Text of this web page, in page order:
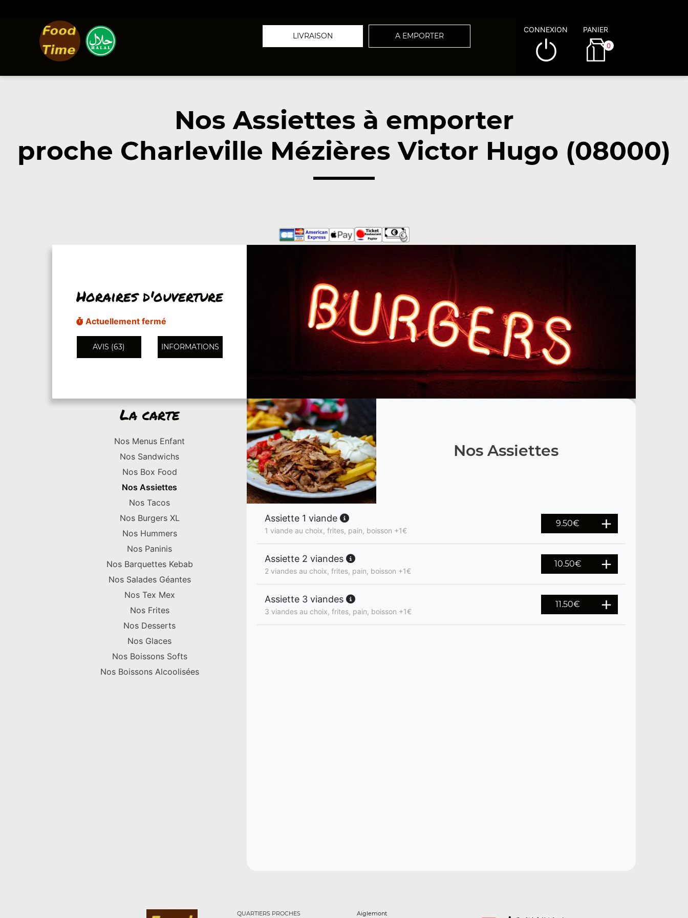
LIVRAISON A EMPORTER
CONNEXION PANIER
0
Nos Assiettes à emporter
proche Charleville Mézières Victor Hugo (08000)
Horaires d'ouverture
Actuellement fermé
AVIS (63) INFORMATIONS
La carte
Nos Menus Enfant
Nos Sandwichs
Nos Box Food
Nos Assiettes
Nos Tacos
Nos Burgers XL
Nos Hummers
Nos Paninis
Nos Barquettes Kebab
Nos Salades Géantes
Nos Tex Mex
Nos Frites
Nos Desserts
Nos Glaces
Nos Boissons Softs
Nos Boissons Alcoolisées
Nos Assiettes
Assiette 1 viande
1 viande au choix, frites, pain, boisson +1€
9.50€
Assiette 2 viandes
2 viandes au choix, frites, pain, boisson +1€
10.50€
Assiette 3 viandes
3 viandes au choix, frites, pain, boisson +1€
11.50€
QUARTIERS PROCHES Aiglemont